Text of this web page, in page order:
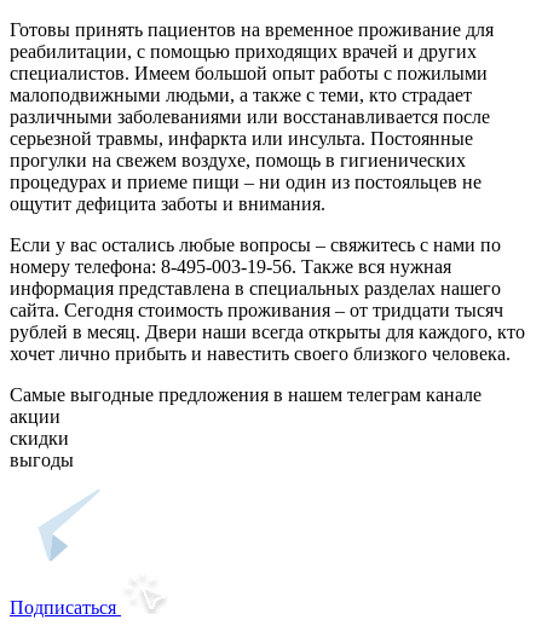
Готовы принять пациентов на временное проживание для
реабилитации, с помощью приходящих врачей и других
специалистов. Имеем большой опыт работы с пожилыми
малоподвижными людьми, а также с теми, кто страдает
различными заболеваниями или восстанавливается после
серьезной травмы, инфаркта или инсульта. Постоянные
прогулки на свежем воздухе, помощь в гигиенических
процедурах и приеме пищи – ни один из постояльцев не
ощутит дефицита заботы и внимания.
Если у вас остались любые вопросы – свяжитесь с нами по
номеру телефона: 8-495-003-19-56. Также вся нужная
информация представлена в специальных разделах нашего
сайта. Сегодня стоимость проживания – от тридцати тысяч
рублей в месяц. Двери наши всегда открыты для каждого, кто
хочет лично прибыть и навестить своего близкого человека.
Самые выгодные предложения в нашем телеграм канале
акции
скидки
выгоды
Подписаться